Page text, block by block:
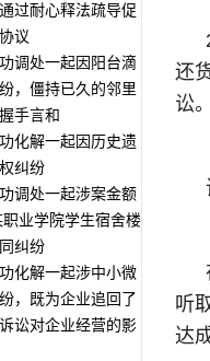
过耐心释法疏导促
议
调处一起因阳台滴
，僵持已久的邻里
手言和
化解一起因历史遗
纠纷
调处一起涉案金额
业学院学生宿舍楼
纠纷
化解一起涉中小微
，既为企业追回了
讼对企业经营的影
还
讼。
听
达